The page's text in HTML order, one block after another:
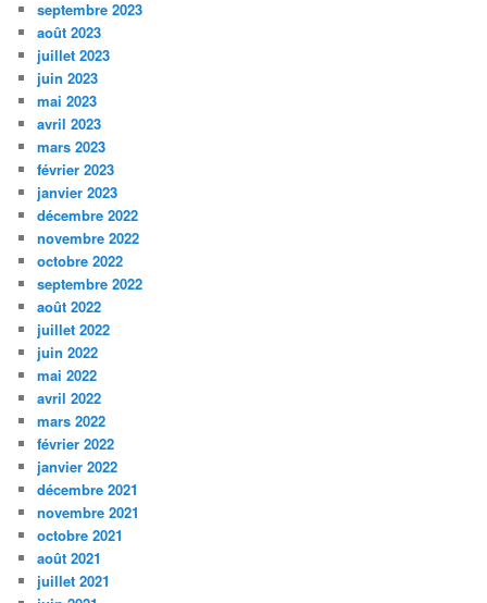
septembre 2023
août 2023
juillet 2023
juin 2023
mai 2023
avril 2023
mars 2023
février 2023
janvier 2023
décembre 2022
novembre 2022
octobre 2022
septembre 2022
août 2022
juillet 2022
juin 2022
mai 2022
avril 2022
mars 2022
février 2022
janvier 2022
décembre 2021
novembre 2021
octobre 2021
août 2021
juillet 2021